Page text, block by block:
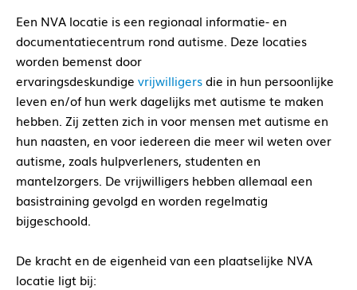
Een NVA locatie is een regionaal informatie- en
documentatiecentrum rond autisme. Deze locaties
worden bemenst door
ervaringsdeskundige vrijwilligersdie in hun persoonlijke
leven en/of hun werk dagelijks met autisme te maken
hebben. Zij zetten zich in voor mensen met autisme en
hun naasten, en voor iedereen die meer wil weten over
autisme, zoals hulpverleners, studenten en
mantelzorgers. De vrijwilligers hebben allemaal een
basistraining gevolgd en worden regelmatig
bijgeschoold.
De kracht en de eigenheid van een plaatselijke NVA
locatie ligt bij: